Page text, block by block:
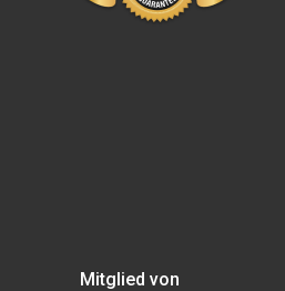
Mitglied von